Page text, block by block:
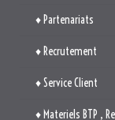
♦ Le Groupe RHF
♦ Plan du site
♦ Mentions légales
♦ Politique de